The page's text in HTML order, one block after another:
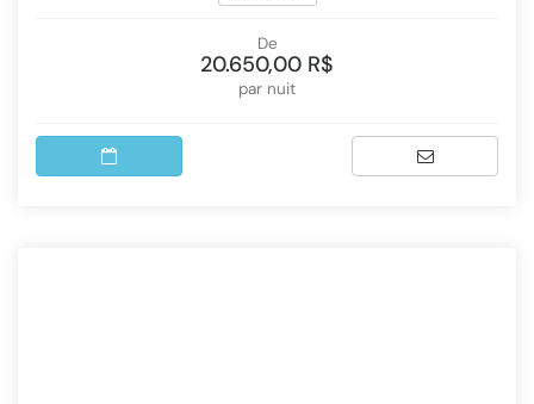
De
20.650,00 R$
par nuit